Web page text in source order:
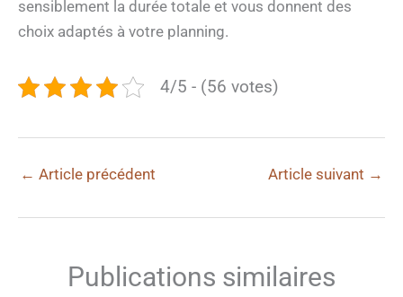
sensiblement la durée totale et vous donnent des
choix adaptés à votre planning.
4/5 - (56 votes)
← Article précédent Article suivant →
Publications similaires